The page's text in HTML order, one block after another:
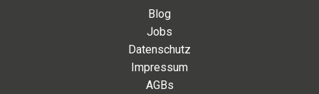
Blog
Jobs
Datenschutz
Impressum
AGBs